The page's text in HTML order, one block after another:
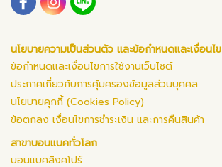
นโยบายความเป็นส่วนตัว และข้อกำหนดและเงื่อนไข
ข้อกำหนดและเงื่อนไขการใช้งานเว็บไซต์
ประกาศเกี่ยวกับการคุ้มครองข้อมูลส่วนบุคคล
นโยบายคุกกี้ (Cookies Policy)
ข้อตกลง เงื่อนไขการชำระเงิน และการคืนสินค้า
สาขาบอนแบคทั่วโลก
บอนแบคสิงคโปร์